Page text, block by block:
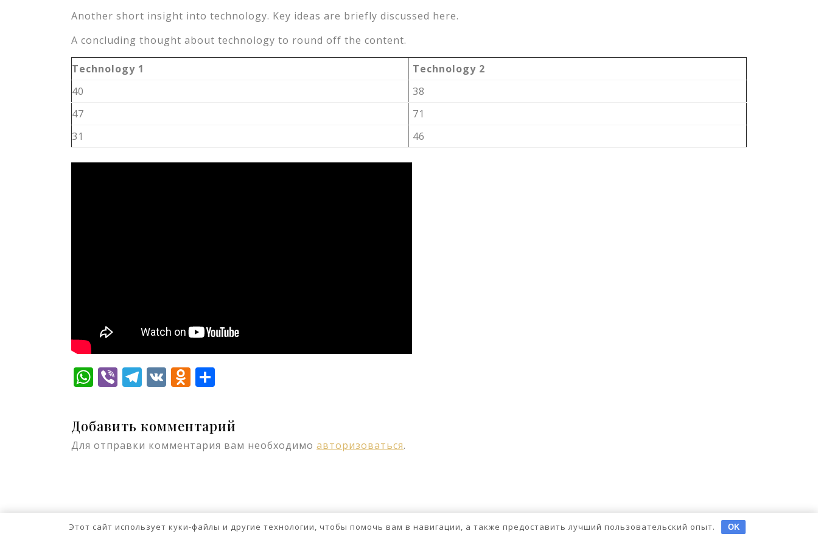
Another short insight into technology. Key ideas are briefly discussed here.
A concluding thought about technology to round off the content.
Technology 1
Technology 2
40
38
47
71
31
46
WhatsApp
ViberTelegram
VKOdnoklassniki
Добавить комментарий
Для отправки комментария вам необходимо авторизоваться.
Этот сайт использует куки-файлы и другие технологии, чтобы помочь вам в навигации, а также предоставить лучший пользовательский опыт. OK